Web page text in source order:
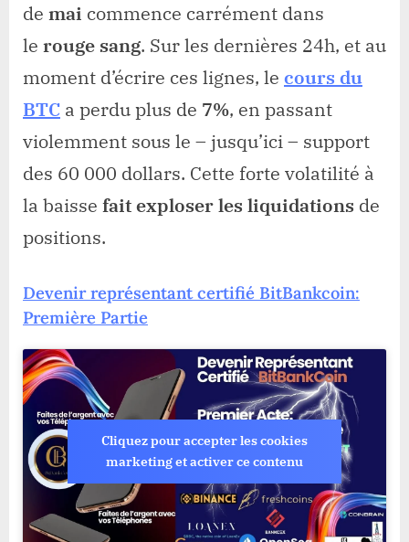
de mai commence carrément dans
le rouge sang. Sur les dernières 24h, et au
moment d’écrire ces lignes, le cours du
BTC a perdu plus de 7%, en passant
violemment sous le – jusqu’ici – support
des 60 000 dollars. Cette forte volatilité à
la baisse fait exploser les liquidations de
positions.
Devenir représentant certifié BitBankcoin:
Première Partie
Cliquez pour accepter les cookies
marketing et activer ce contenu